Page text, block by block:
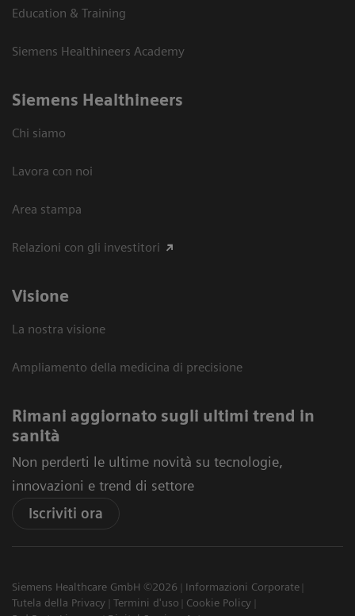
Education & Training
Siemens Healthineers Academy
Siemens Healthineers
Chi siamo
Lavora con noi
Area stampa
Relazioni con gli investitori
Visione
La nostra visione
Ampliamento della medicina di precisione
Rimani aggiornato sugli ultimi trend in
sanità
Non perderti le ultime novità su tecnologie,
innovazioni e trend di settore
Iscriviti ora
Siemens Healthcare GmbH ©2026
Informazioni Corporate
Tutela della Privacy
Termini d'uso
Cookie Policy